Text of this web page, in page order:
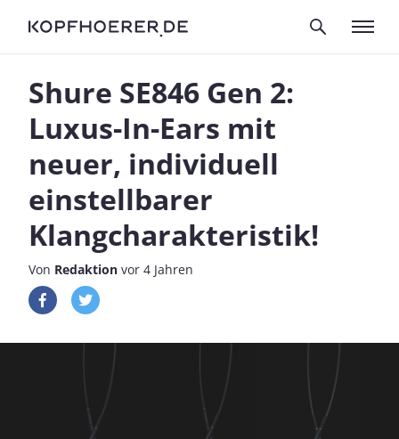
Shure SE846 Gen 2:
Luxus-In-Ears mit
neuer, individuell
einstellbarer
Klangcharakteristik!
Von Redaktion vor 4 Jahren